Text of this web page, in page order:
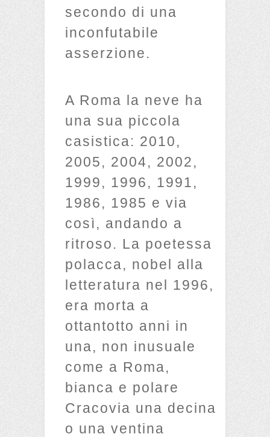
secondo di una
inconfutabile
asserzione.
A Roma la neve ha
una sua piccola
casistica: 2010,
2005, 2004, 2002,
1999, 1996, 1991,
1986, 1985 e via
così, andando a
ritroso. La poetessa
polacca, nobel alla
letteratura nel 1996,
era morta a
ottantotto anni in
una, non inusuale
come a Roma,
bianca e polare
Cracovia una decina
o una ventina